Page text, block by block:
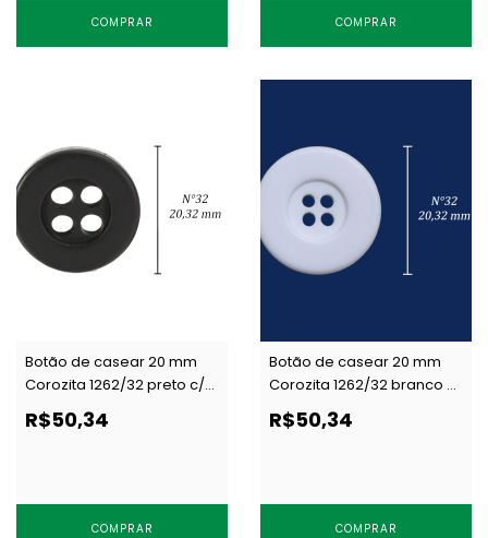
COMPRAR COMPRAR
Botão de casear 20 mm
Corozita 1262/32 preto c/
144 un
R$50,34
COMPRAR
Botão de casear 20 mm
Corozita 1262/32 branco c/
144 un
R$50,34
COMPRAR